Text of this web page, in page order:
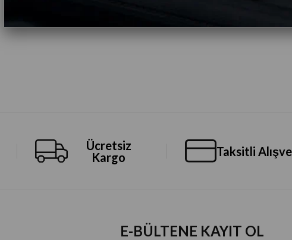
Ücretsiz
Kargo
Taksitli
E-BÜLTENE KAYIT OL